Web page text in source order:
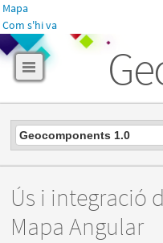
Mapa
Com s'hi va
Ús i integració
Mapa Angular